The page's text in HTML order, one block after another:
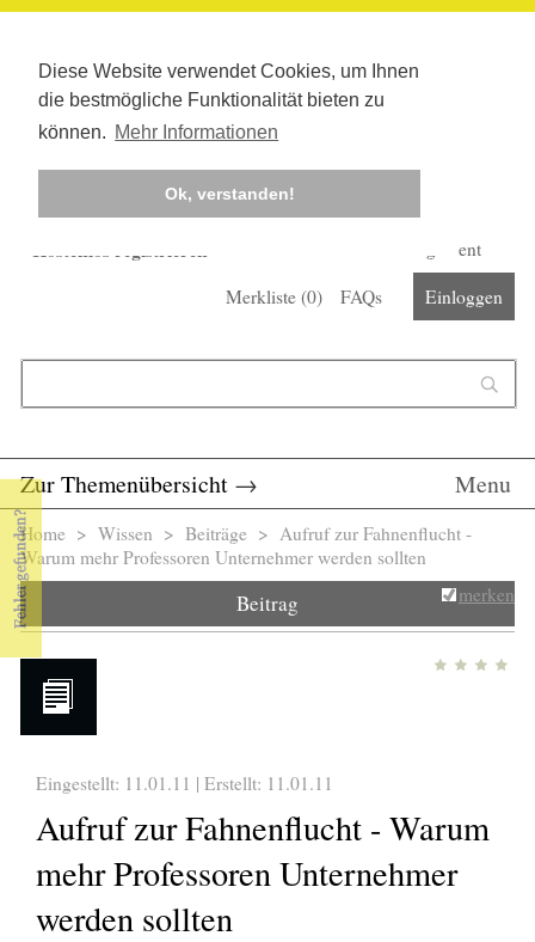
Diese Website verwendet Cookies, um Ihnen
die bestmögliche Funktionalität bieten zu
können. Mehr Informationen
Ok, verstanden!
Kostenlos registrieren
Corona-Management
Merkliste (0) FAQs Einloggen
Zur Themenübersicht → Menu
Sie sind hier
Home > Wissen > Beiträge > Aufruf zur Fahnenflucht -
Warum mehr Professoren Unternehmer werden sollten
Beitrag merken
Eingestellt: 11.01.11 | Erstellt: 11.01.11
Aufruf zur Fahnenflucht - Warum
mehr Professoren Unternehmer
werden sollten